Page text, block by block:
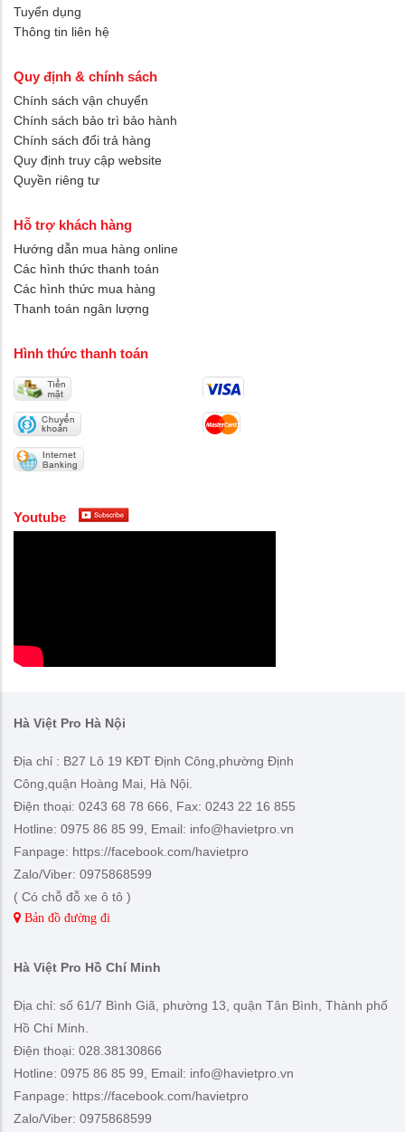
Tuyển dụng
Thông tin liên hệ
Quy định & chính sách
Chính sách vận chuyển
Chính sách bảo trì bảo hành
Chính sách đổi trả hàng
Quy định truy cập website
Quyền riêng tư
Hỗ trợ khách hàng
Hướng dẫn mua hàng online
Các hình thức thanh toán
Các hình thức mua hàng
Thanh toán ngân lượng
Hình thức thanh toán
Youtube
Hà Việt Pro Hà Nội
Địa chỉ : B27 Lô 19 KĐT Định Công,phường Định
Công,quận Hoàng Mai, Hà Nội.
Điện thoại: 0243 68 78 666, Fax: 0243 22 16 855
Hotline: 0975 86 85 99, Email: info@havietpro.vn
Fanpage: https://facebook.com/havietpro
Zalo/Viber: 0975868599
( Có chỗ đỗ xe ô tô )
Bản đồ đường đi
Hà Việt Pro Hồ Chí Minh
Địa chỉ: số 61/7 Bình Giã, phường 13, quận Tân Bình, Thành phố
Hồ Chí Minh.
Điện thoại: 028.38130866
Hotline: 0975 86 85 99, Email: info@havietpro.vn
Fanpage: https://facebook.com/havietpro
Zalo/Viber: 0975868599